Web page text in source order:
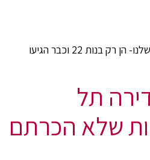
בואו להכיר את הספורטאיות שלנו- הן רק בנות 22 וכבר הגיעו
תל
שלא הכרתם